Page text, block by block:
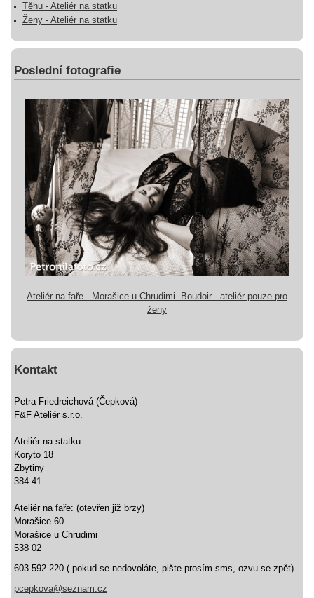
Těhu - Ateliér na statku
Ženy - Ateliér na statku
Poslední fotografie
Ateliér na faře - Morašice u Chrudimi -Boudoir - ateliér pouze pro
ženy
Kontakt
Petra Friedreichová (Čepková)
F&F Ateliér s.r.o.
Ateliér na statku:
Koryto 18
Zbytiny
384 41
Ateliér na faře: (otevřen již brzy)
Morašice 60
Morašice u Chrudimi
538 02
603 592 220 ( pokud se nedovoláte, pište prosím sms, ozvu se zpět)
pcepkova@seznam.cz